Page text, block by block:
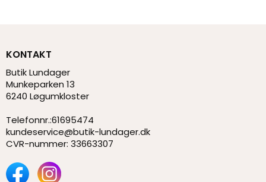
KONTAKT
Butik Lundager
Munkeparken 13
6240 Løgumkloster
Telefonnr.:61695474
kundeservice@butik-lundager.dk
CVR-nummer: 33663307